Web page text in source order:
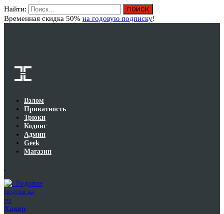
Найти:
Временная скидка 50% на годовую подписку!
Взлом
Приватность
Трюки
Кодинг
Админ
Geek
Магазин
Годовая
подписка
на
Хакер